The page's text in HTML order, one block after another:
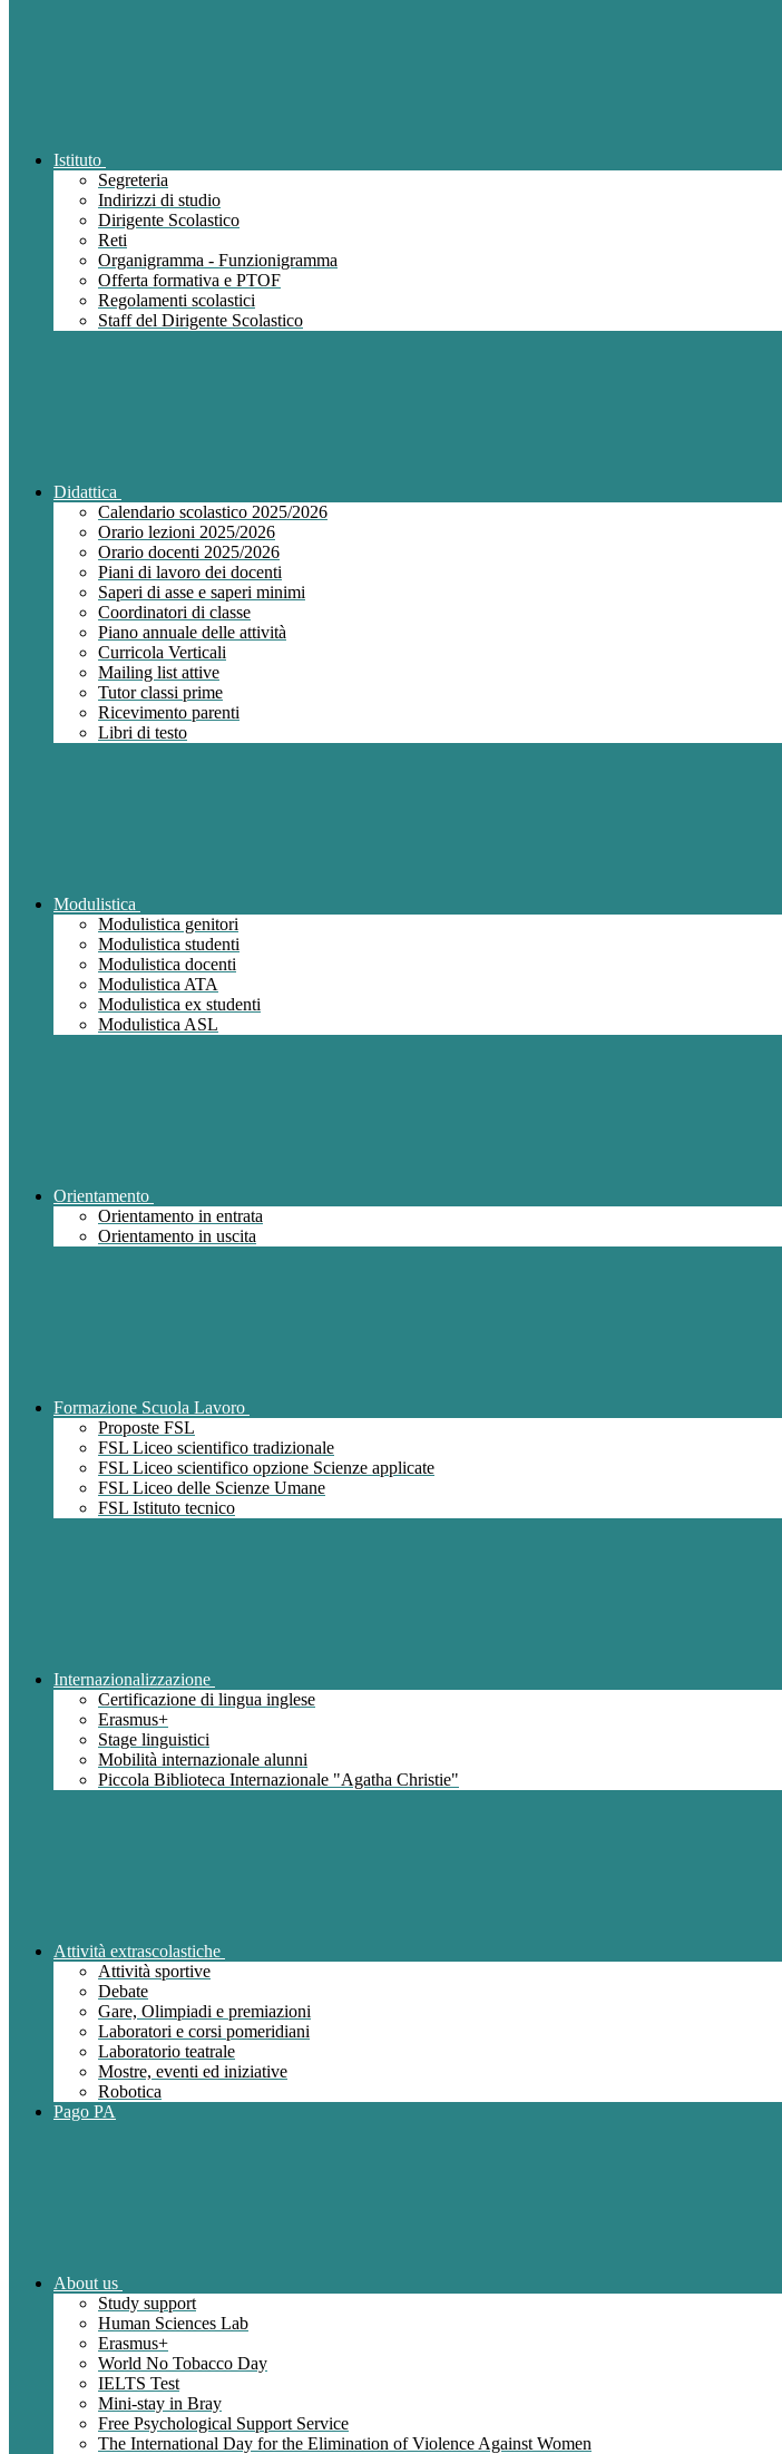
Istituto
Segreteria
Indirizzi di studio
Dirigente Scolastico
Reti
Organigramma - Funzionigramma
Offerta formativa e PTOF
Regolamenti scolastici
Staff del Dirigente Scolastico
Didattica
Calendario scolastico 2025/2026
Orario lezioni 2025/2026
Orario docenti 2025/2026
Piani di lavoro dei docenti
Saperi di asse e saperi minimi
Coordinatori di classe
Piano annuale delle attività
Curricola Verticali
Mailing list attive
Tutor classi prime
Ricevimento parenti
Libri di testo
Modulistica
Modulistica genitori
Modulistica studenti
Modulistica docenti
Modulistica ATA
Modulistica ex studenti
Modulistica ASL
Orientamento
Orientamento in entrata
Orientamento in uscita
Formazione Scuola Lavoro
Proposte FSL
FSL Liceo scientifico tradizionale
FSL Liceo scientifico opzione Scienze applicate
FSL Liceo delle Scienze Umane
FSL Istituto tecnico
Internazionalizzazione
Certificazione di lingua inglese
Erasmus+
Stage linguistici
Mobilità internazionale alunni
Piccola Biblioteca Internazionale "Agatha Christie"
Attività extrascolastiche
Attività sportive
Debate
Gare, Olimpiadi e premiazioni
Laboratori e corsi pomeridiani
Laboratorio teatrale
Mostre, eventi ed iniziative
Robotica
Pago PA
About us
Study support
Human Sciences Lab
Erasmus+
World No Tobacco Day
IELTS Test
Mini-stay in Bray
Free Psychological Support Service
The International Day for the Elimination of Violence Against Women